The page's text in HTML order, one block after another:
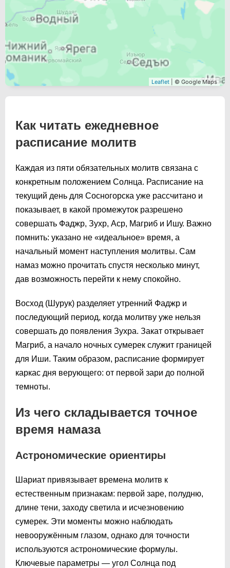
Leaflet | © Google Maps
Как читать ежедневное
расписание молитв
Каждая из пяти обязательных молитв связана с
конкретным положением Солнца. Расписание на
текущий день для Сосногорска уже рассчитано и
показывает, в какой промежуток разрешено
совершать Фаджр, Зухр, Аср, Магриб и Ишу. Важно
помнить: указано не «идеальное» время, а
начальный момент наступления молитвы. Сам
намаз можно прочитать спустя несколько минут,
дав возможность перейти к нему спокойно.
Восход (Шурук) разделяет утренний Фаджр и
последующий период, когда молитву уже нельзя
совершать до появления Зухра. Закат открывает
Магриб, а начало ночных сумерек служит границей
для Иши. Таким образом, расписание формирует
каркас дня верующего: от первой зари до полной
темноты.
Из чего складывается точное
время намаза
Астрономические ориентиры
Шариат привязывает времена молитв к
естественным признакам: первой заре, полудню,
длине тени, заходу светила и исчезновению
сумерек. Эти моменты можно наблюдать
невооружённым глазом, однако для точности
используются астрономические формулы.
Ключевые параметры — угол Солнца под